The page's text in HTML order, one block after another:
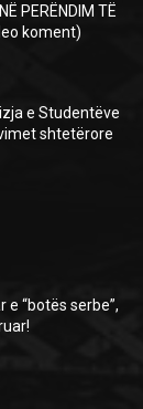
PERËNDIM TË
koment)
e Studentëve
shtetërore
e “botës serbe”,